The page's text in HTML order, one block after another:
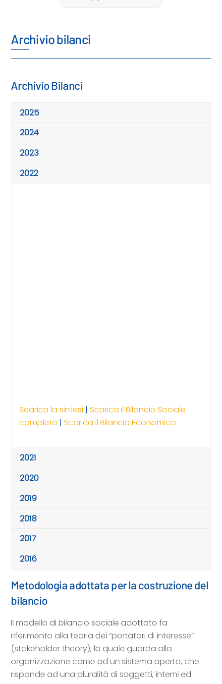
Archivio bilanci
Archivio Bilanci
2025
2024
2023
2022
Scarica la sintesi | Scarica il Bilancio Sociale
completo | Scarica il Bilancio Economico
2021
2020
2019
2018
2017
2016
Metodologia adottata per la costruzione del
bilancio
Il modello di bilancio sociale adottato fa
riferimento alla teoria dei “portatori di interesse”
(stakeholder theory), la quale guarda alla
organizzazione come ad un sistema aperto, che
risponde ad una pluralità di soggetti, interni ed